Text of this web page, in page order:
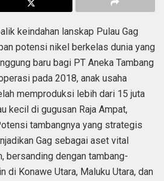
keindahan lanskap Pulau Gag
potensi nikel berkelas dunia yang
baru bagi PT Aneka Tambang
pada 2018, anak usaha
memproduksi lebih dari 15 juta
kecil di gugusan Raja Ampat,
tambangnya yang strategis
Gag sebagai aset vital
bersanding dengan tambang-
di Konawe Utara, Maluku Utara, dan